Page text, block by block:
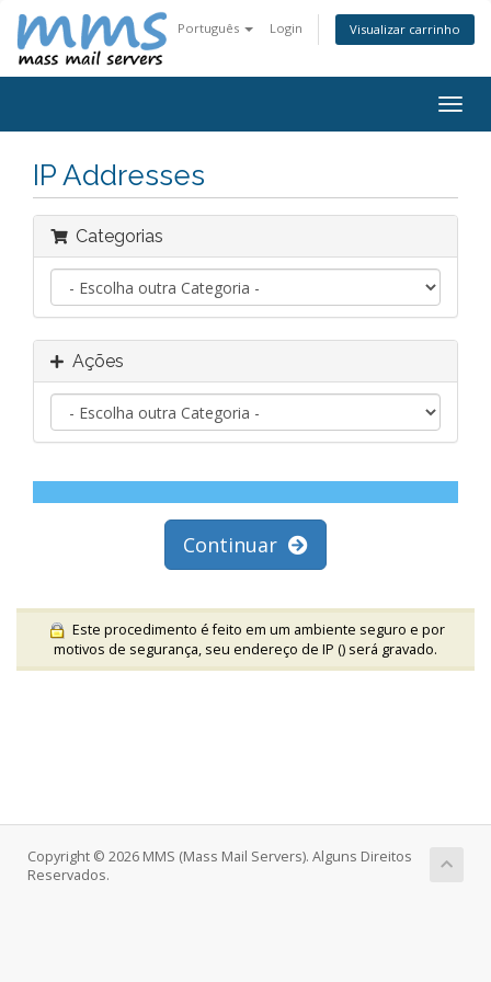
Português Login Visualizar carrinho
IP Addresses
Categorias
Ações
Continuar
Este procedimento é feito em um ambiente seguro e por
motivos de segurança, seu endereço de IP () será gravado.
Copyright © 2026 MMS (Mass Mail Servers). Alguns Direitos
Reservados.